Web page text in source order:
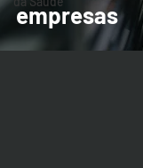
empresas